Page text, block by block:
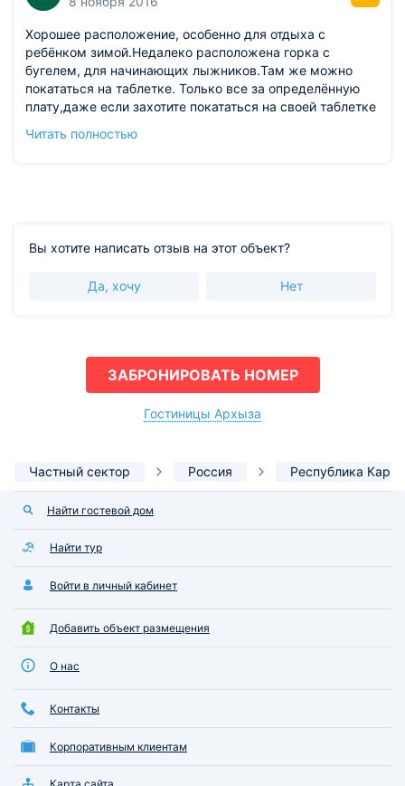
Хорошее расположение, особенно для отдыха с
ребёнком зимой.Недалеко расположена горка с
бугелем, для начинающих лыжников.Там же можно
покататься на таблетке. Только все за определённую
плату,даже если захотите покататься на своей таблетке
Из недостатков: в номерах плохая шумоизоляция!
Читать полностью
Вы хотите написать отзыв на этот объект?
Да, хочу Нет
ЗАБРОНИРОВАТЬ НОМЕР
Гостиницы Архыза
Частный сектор Россия Республика
Найти гостевой дом
Найти тур
Войти в личный кабинет
Добавить объект размещения
О нас
Контакты
Корпоративным клиентам